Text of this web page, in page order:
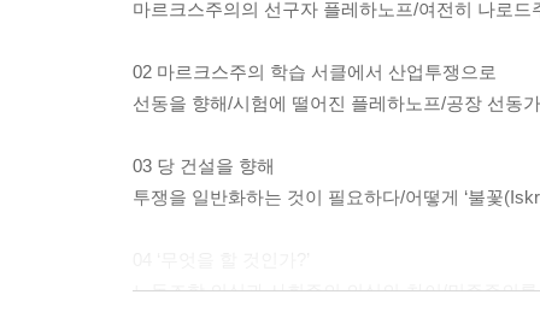
마르크스주의의 선구자 플레하노프/여전히 나로
02 마르크스주의 학습 서클에서 산업투쟁으로
선동을 향해/시험에 떨어진 플레하노프/공장 선동
03 당 건설을 향해
투쟁을 일반화하는 것이 필요하다/어떻게 ‘불꽃
노동조합 의식과 사회주의 의식의 차이/민주주의